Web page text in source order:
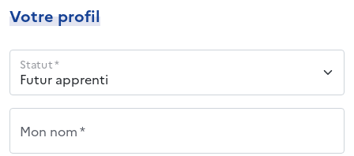
Votre profil
Statut *
Mon nom *